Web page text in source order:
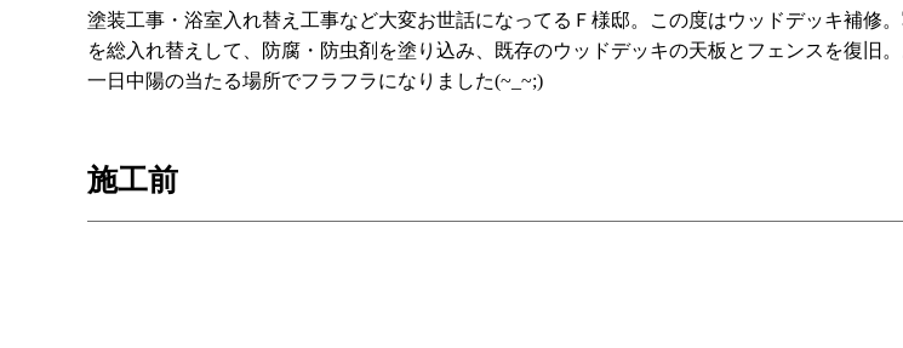
塗装工事・浴室入れ替え工事など大変お世話になってるＦ様邸。この度はウッドデッキ補修
を総入れ替えして、防腐・防虫剤を塗り込み、既存のウッドデッキの天板とフェンスを復旧
一日中陽の当たる場所でフラフラになりました(~_~;)
施工前